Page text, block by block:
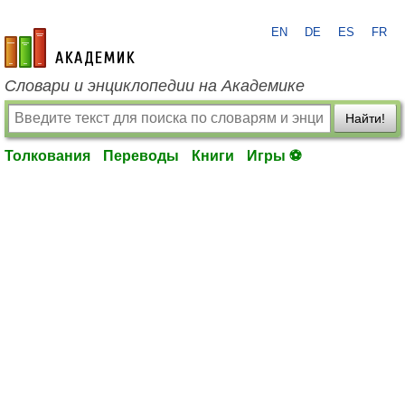
academic.ru
EN DE ES FR
Словари и энциклопедии на Академике
Найти!
Толкования Переводы Книги Игры ⚽